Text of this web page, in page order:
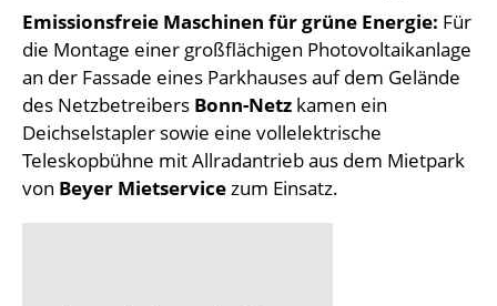
Emissionsfreie Maschinen für grüne Energie: Für
die Montage einer großflächigen Photovoltaikanlage
an der Fassade eines Parkhauses auf dem Gelände
des Netzbetreibers Bonn-Netz kamen ein
Deichselstapler sowie eine vollelektrische
Teleskopbühne mit Allradantrieb aus dem Mietpark
von Beyer Mietservice zum Einsatz.